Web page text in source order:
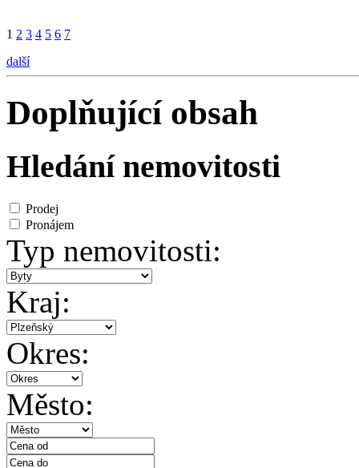
1 2 3 4 5 6 7
další
Doplňující obsah
Hledání nemovitosti
Prodej
Pronájem
Typ nemovitosti:
Kraj:
Okres:
Město: